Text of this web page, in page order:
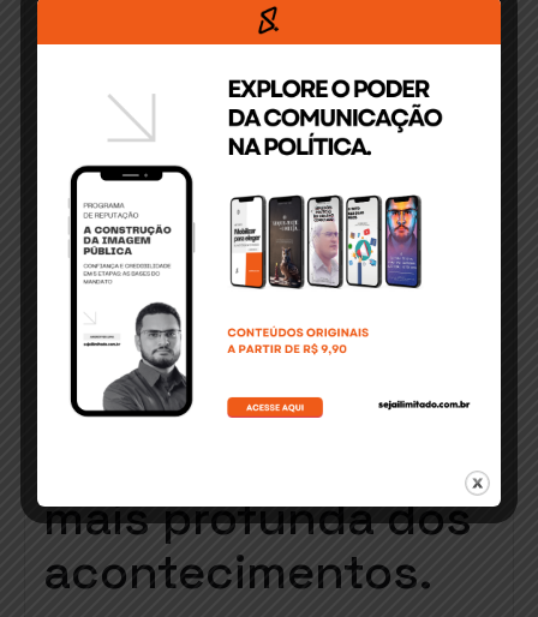
jornalismo,
atuando juntos há
vários anos. Os
ouvintes elogiam a
abordagem que vai
além das
manchetes,
proporcionando
uma compreensão
mais profunda dos
acontecimentos.